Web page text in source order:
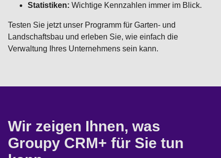
Statistiken: Wichtige Kennzahlen immer im Blick.
Testen Sie jetzt unser Programm für Garten- und
Landschaftsbau und erleben Sie, wie einfach die
Verwaltung Ihres Unternehmens sein kann.
Wir zeigen Ihnen, was
Groupy CRM+ für Sie tun